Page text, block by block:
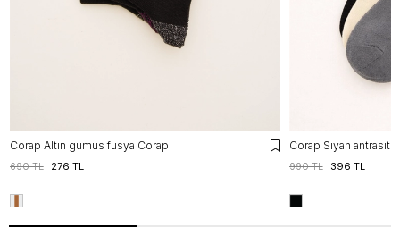
Corap Altın gumus fusya Corap
276 TL
690 TL
Corap Sıyah antrasıt
396 TL
990 TL